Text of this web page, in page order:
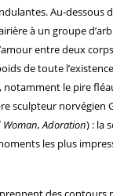
Au-dessous
à un groupe
entre deux
de toute
notamment le pire
sculpteur norvégien
Adoration) : la
les plus